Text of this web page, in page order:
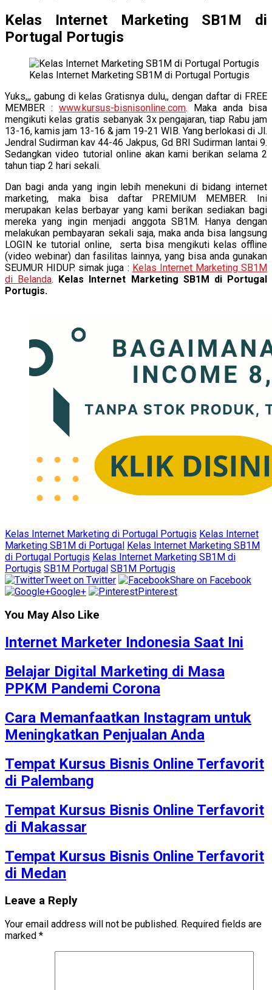
Kelas Internet Marketing SB1M di
Portugal Portugis
Kelas Internet Marketing SB1M di Portugal Portugis
Yuks,,, gabung di kelas Gratisnya dulu,, dengan daftar di FREE
MEMBER : www.kursus-bisnisonline.com. Maka anda bisa
mengikuti kelas gratis sebanyak 3x pengajaran, tiap Rabu jam
13-16, kamis jam 13-16 & jam 19-21 WIB. Yang berlokasi di Jl.
Jendral Sudirman kav 44-46 Jakpus, Gd BRI Sudirman lantai 9.
Sedangkan video tutorial online akan kami berikan selama 2
tahun tiap 2 hari sekali.
Dan bagi anda yang ingin lebih menekuni di bidang internet
marketing, maka bisa daftar PREMIUM MEMBER. Ini
merupakan kelas berbayar yang kami berikan sediakan bagi
mereka yang ingin menjadi anggota SB1M. Hanya dengan
melakukan pembayaran sekali saja, maka anda bisa langsung
LOGIN ke tutorial online, serta bisa mengikuti kelas offline
(video webinar) dan fasilitas lainnya, yang bisa anda gunakan
SEUMUR HIDUP. simak juga : Kelas Internet Marketing SB1M
di Belanda. Kelas Internet Marketing SB1M di Portugal
Portugis.
Kelas Internet Marketing di Portugal Portugis Kelas Internet
Marketing SB1M di Portugal Kelas Internet Marketing SB1M
di Portugal Portugis Kelas Internet Marketing SB1M di
Portugis SB1M Portugal SB1M Portugis
Tweet on Twitter
Share on Facebook
Google+
Pinterest
You May Also Like
Internet Marketer Indonesia Saat Ini
Belajar Digital Marketing di Masa
PPKM Pandemi Corona
Cara Memanfaatkan Instagram untuk
Meningkatkan Penjualan Anda
Tempat Kursus Bisnis Online Terfavorit
di Palembang
Tempat Kursus Bisnis Online Terfavorit
di Makassar
Tempat Kursus Bisnis Online Terfavorit
di Medan
Leave a Reply
Your email address will not be published. Required fields are
marked *